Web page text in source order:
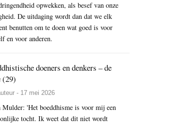
opwekken, als besef van onze
De uitdaging wordt dan dat we elk
benutten om te doen wat goed is voor
en voor anderen.
doeners en denkers – de
(29)
- 17 mei 2026
'Het boeddhisme is voor mij een
tocht. Ik weet dat dit niet wordt